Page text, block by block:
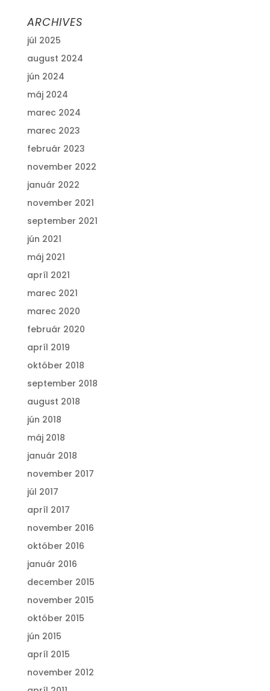
ARCHIVES
júl 2025
august 2024
jún 2024
máj 2024
marec 2024
marec 2023
február 2023
november 2022
január 2022
november 2021
september 2021
jún 2021
máj 2021
apríl 2021
marec 2021
marec 2020
február 2020
apríl 2019
október 2018
september 2018
august 2018
jún 2018
máj 2018
január 2018
november 2017
júl 2017
apríl 2017
november 2016
október 2016
január 2016
december 2015
november 2015
október 2015
jún 2015
apríl 2015
november 2012